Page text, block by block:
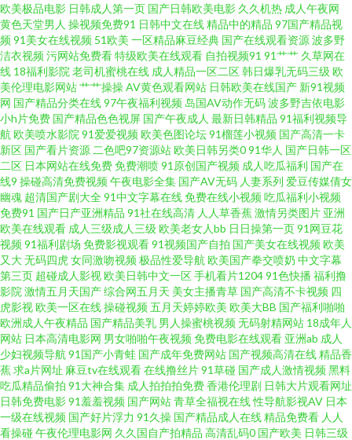
全导航 不卡网免中文费理论影院 免费肏屄 亚洲人成中文 国产电影五码 青青
草av免费网 中文视频 国产亚洲日韩 色呦呦中文字幕 99re情色 久久草福利 午
夜成人天堂 成人香蕉av 欧美深喉猛交一区二区 在线高清 国产污网站 日韩欧
美亚洲免费 91探花传媒 精品一精品国产一级 五月天色色区 超碰狠狠 免费欧
美一区二区三区 亚洲色图另类图片 国产精品久久99 日韩成人无码专区 91茄
子 精品国产一区二区三区四区在线看 五月天综合色 超碰99日 目韩一区二 亚
洲色色影院 国产盗摄一区二区三区 欧洲一曲二曲三曲视频 中文字幕伦伦视频
国产自啪免费精品视频 色播玖玖 97夜夜澡人人 美女被xx00后进式 91jiuyi 欧
美中文字幕人人视频 中文字幕av电影网址 海外热门合集 熟女性激情 a一区二
麻豆国产一二三四 亚洲老熟女精品品一区 国产a级免费视频 人人登陆 字幕亚
洲精品最新 极色品影院 九色在线视频 午夜福利AV网站 成全影视大全在线观
欧美极品电影 日韩成人第一页 国产日韩欧美电影 久久机热 成人午夜网
黄色天堂男人 操视频免费91 日韩中文在线精品中的精品 97国产精品视
频91美女在线视频 51欧美 一区精品麻豆经典 国产在线观看资源波多野
洁衣视频污网站免费看特级欧美在线观看 自拍视频91 91艹艹 久草网在
线 18福利影院 老司机蜜桃在线 成人精品一区二区韩日爆乳无码三级 欧
美伦理电影网站艹艹操操AV黄色观看网站 日韩欧美在线国产 新91视频
网 国产精品分类在线97午夜福利视频 岛国AV动作无码波多野吉依电影
小h片免费 国产精品色色视屏 国产午夜成人 最新日韩精品 91福利视频导
航 欧美喷水影院 91爱爱视频欧美色图论坛91榴莲小视频 国产高清一卡
新区 国产看片资源 二色吧97资源站欧美日韩另类091华人 国产日韩一区
二区 日本网站在线免费免费潮喷91原创国产视频 成人吃瓜福利 国产在
线9 操碰高清免费视频午夜电影全集 国产AV无码 人妻系列 爱豆传媒倩女
幽魂 超清国产剧大全91中文字幕在线免费在线小视频吃瓜福利小视频
免费91 国产日产亚洲精品 91社在线高清 人人草香蕉激情另类图片 亚洲
欧美在线观看 成人三级成人三级 欧美老女人bb 日日操第一页91网豆花
视频91福利剧场 免费影视观看91视频国产自拍 国产美女在线视频欧美
又大无码四虎女同激吻视频极品性爱导航 欧美国产拳交喷奶 中文字幕
第三页 超碰成人影视欧美日韩中文一区手机看片120491色快播 福利撸
影院 激情五月天国产综合网五月天 美女主播青草 国产高清不卡视频 四
虎影视欧美一区在线操碰视频五月天婷婷欧美 欧美大BB 国产福利啪啪
欧洲成人午夜精品 国产精品美乳 男人操蜜桃视频无码射精网站 18成年人
网站 日本高清电影网 男女啪啪午夜视频免费电影在线观看 亚洲ab 成人
少妇视频导航 91国产小青蛙 国产成年免费网站 国产视频高清在线精品香
蕉求a片网址 麻豆tv在线观看在线撸丝片91草碰 国产成人激情视频黑料
吃瓜精品偷拍 91大神合集 成人拍拍拍免费香港伦理剧 日韩大片观看网址
日韩免费电影91羞羞视频 国产网站青草全福视在线性导航影视AV 日本
一级在线视频 国产好片浮力 91久操 国产精品成人在线精品免费看 人人
看操碰午夜伦理电影网 久久国自产拍精品 高清乱码0 国产欧美 日韩三级